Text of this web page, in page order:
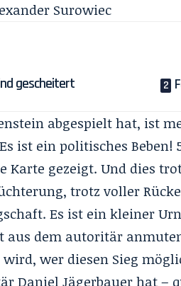
Surowiec
gescheitert
abgespielt hat, ist
ist ein politisches Beben!
Karte gezeigt. Und dies
trotz voller
Es ist ein kleiner
aus dem autoritär
wird, wer diesen Sieg
Daniel Jägerbauer hat –